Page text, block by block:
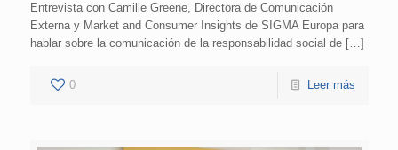
Entrevista con Camille Greene, Directora de Comunicación
Externa y Market and Consumer Insights de SIGMA Europa para
hablar sobre la comunicación de la responsabilidad social de […]
0 Leer más